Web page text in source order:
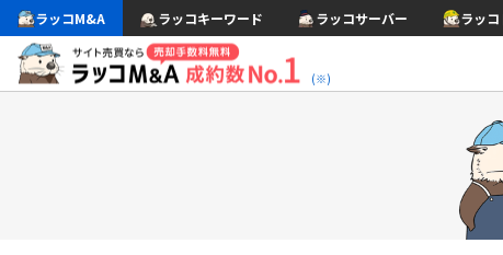
ラッコM&A ラッコキーワード ラッコサーバー ラッ
(※)